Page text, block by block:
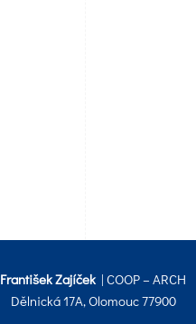
František Zajíček | COOP – ARCH
Dělnická 17A, Olomouc 77900